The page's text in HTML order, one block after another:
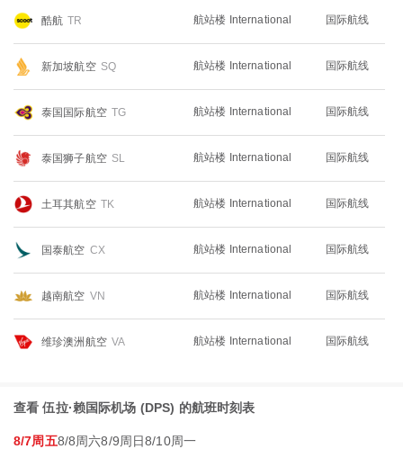
酷航 TR 航站楼 International 国际航线
新加坡航空 SQ 航站楼 International 国际航线
泰国国际航空 TG 航站楼 International 国际航线
泰国狮子航空 SL 航站楼 International 国际航线
土耳其航空 TK 航站楼 International 国际航线
国泰航空 CX 航站楼 International 国际航线
越南航空 VN 航站楼 International 国际航线
维珍澳洲航空 VA 航站楼 International 国际航线
查看 伍拉·赖国际机场 (DPS) 的航班时刻表
8/7周五8/8周六8/9周日8/10周一